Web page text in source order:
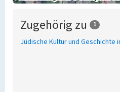
Zugehörig zu 1
Jüdische Kultur und Geschichte